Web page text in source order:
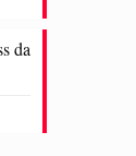
da